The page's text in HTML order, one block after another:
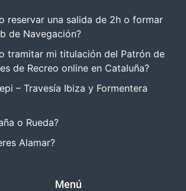
reservar una salida de 2h o formar
de Navegación?
tramitar mi titulación del Patrón de
de Recreo online en Cataluña?
– Travesía Ibiza y Formentera
o Rueda?
Alamar?
Menú